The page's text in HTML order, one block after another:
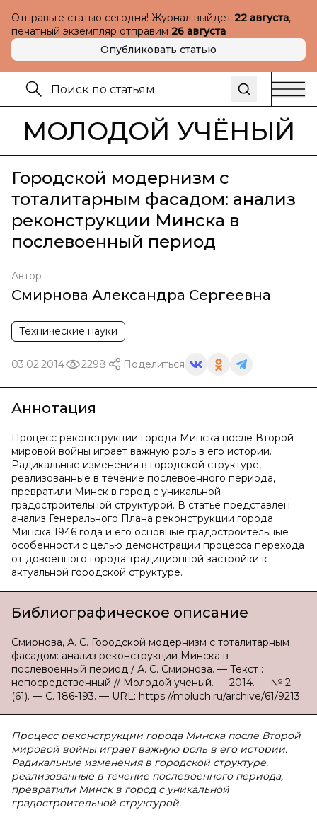
Отправьте статью сегодня! Журнал выйдет 22 августа,
печатный экземпляр отправим 26 августа
Опубликовать статью
МОЛОДОЙ УЧЁНЫЙ
Городской модернизм с
тоталитарным фасадом: анализ
реконструкции Минска в
послевоенный период
Автор
Смирнова Александра Сергеевна
Технические науки
03.02.2014 2298 Поделиться
Аннотация
Процесс реконструкции города Минска после Второй
мировой войны играет важную роль в его истории.
Радикальные изменения в городской структуре,
реализованные в течение послевоенного периода,
превратили Минск в город с уникальной
градостроительной структурой. В статье представлен
анализ Генерального Плана реконструкции города
Минска 1946 года и его основные градостроительные
особенности с целью демонстрации процесса перехода
от довоенного города традиционной застройки к
актуальной городской структуре.
Библиографическое описание
Смирнова, А. С. Городской модернизм с тоталитарным
фасадом: анализ реконструкции Минска в
послевоенный период / А. С. Смирнова. — Текст :
непосредственный // Молодой ученый. — 2014. — № 2
(61). — С. 186-193. — URL: https://moluch.ru/archive/61/9213.
Процесс реконструкции города Минска после Второй
мировой войны играет важную роль в его истории.
Радикальные изменения в городской структуре,
реализованные в течение послевоенного периода,
превратили Минск в город с уникальной
градостроительной структурой.